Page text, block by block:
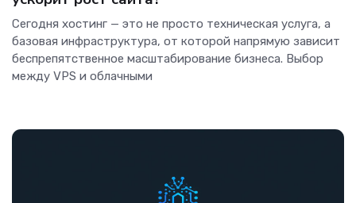
Сегодня хостинг — это не просто техническая услуга, а
базовая инфраструктура, от которой напрямую зависит
беспрепятственное масштабирование бизнеса. Выбор
между VPS и облачными